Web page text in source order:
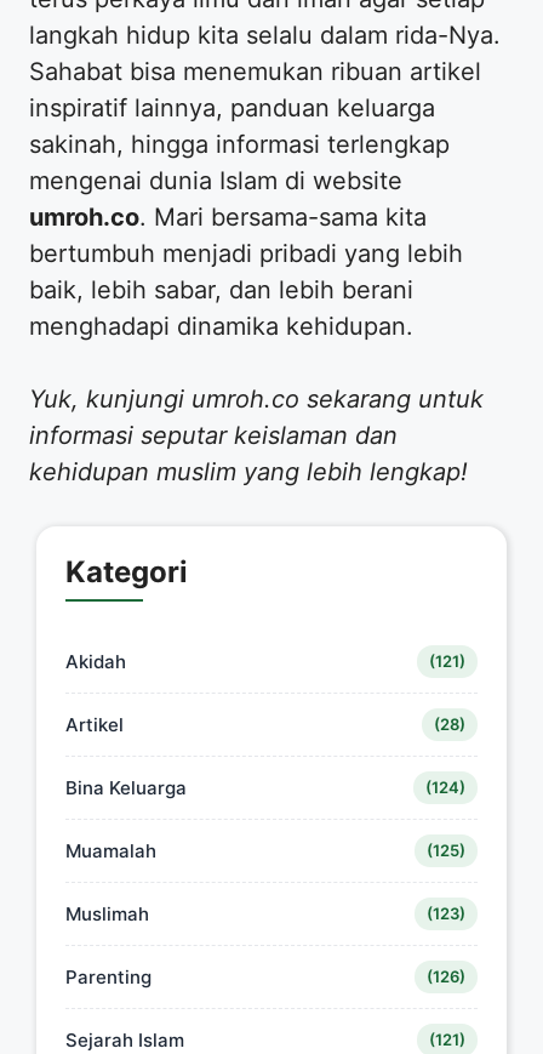
langkah hidup kita selalu dalam rida-Nya.
Sahabat bisa menemukan ribuan artikel
inspiratif lainnya, panduan keluarga
sakinah, hingga informasi terlengkap
mengenai dunia Islam di website
umroh.co. Mari bersama-sama kita
bertumbuh menjadi pribadi yang lebih
baik, lebih sabar, dan lebih berani
menghadapi dinamika kehidupan.
Yuk, kunjungi umroh.co sekarang untuk
informasi seputar keislaman dan
kehidupan muslim yang lebih lengkap!
Kategori
Akidah (121)
Artikel (28)
Bina Keluarga (124)
Muamalah (125)
Muslimah (123)
Parenting (126)
Sejarah Islam (121)